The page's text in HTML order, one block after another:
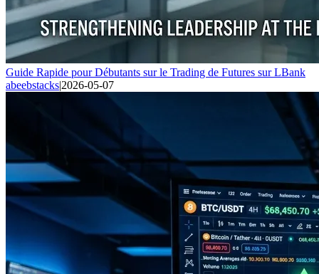
Guide Rapide pour Débutants sur le Trading de Futures sur LBank
abeebstacks|2026-05-07